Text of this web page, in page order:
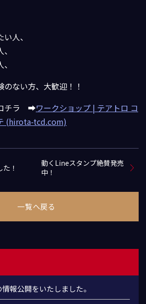
人、
ない方、大歓迎！！
チラ ➡ワークショップ | テアトロ コ
(hirota-tcd.com)
！
動くLineスタンプ絶賛発売
中！
一覧へ戻る
報公開をいたしました。